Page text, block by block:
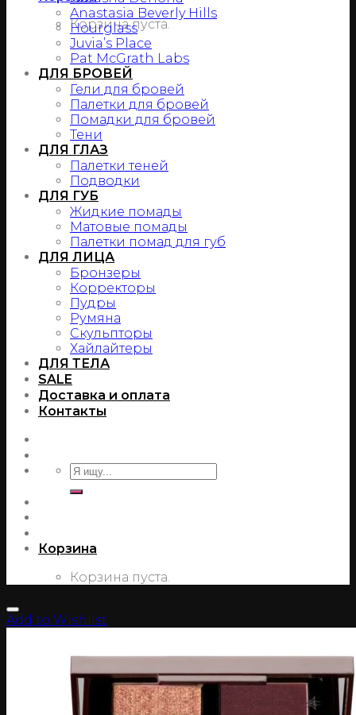
Корзина пуста.
Anastasia Beverly Hills
Hourglass
Juvia’s Place
Pat McGrath Labs
ДЛЯ БРОВЕЙ
Гели для бровей
Палетки для бровей
Помадки для бровей
Тени
ДЛЯ ГЛАЗ
Палетки теней
Подводки
ДЛЯ ГУБ
Жидкие помады
Матовые помады
Палетки помад для губ
ДЛЯ ЛИЦА
Бронзеры
Корректоры
Пудры
Румяна
Скульпторы
Хайлайтеры
ДЛЯ ТЕЛА
SALE
Доставка и оплата
Контакты
Корзина
Корзина пуста.
Add to Wishlist